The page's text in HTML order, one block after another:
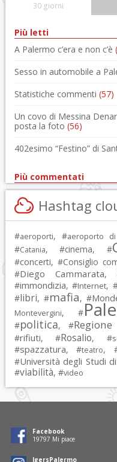
30 giorni
Più letti
A Palermo c’era e non c’è
Sesso in automobile a
Statistiche commenti (57)
Un covo di Messina
posta la foto (56)
402esimo “Festino” di
Più commentati
Hashtag
#aeroporti, #aeroporto
#Catania, #cinema, #
#concerti, #Consiglio
#Diego Cammarata,
#immondizia, #Internet,
#libri, #mafia, #
Montevergini, #
#politica, #
#rifiuti, #Rosalio, #
#spazzatura, #teatro,
#Università degli Studi
#viabilità, #video
Facebook
19797 Mi piace
IgersPalermo